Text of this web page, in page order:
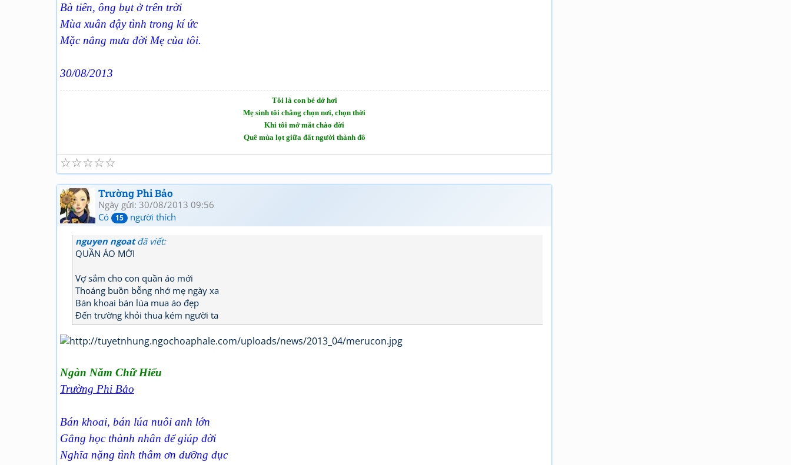
Bà tiên, ông bụt ở trên trời
Mùa xuân dậy tình trong kí ức
Mặc nắng mưa đời Mẹ của tôi.
30/08/2013
Tôi là con bé dở hơi
Mẹ sinh tôi chẳng chọn nơi, chọn thời
Khi tôi mở mắt chào đời
Quê mùa lọt giữa đất người thành đô
☆
☆
☆
☆
☆
Trường Phi Bảo
Ngày gửi: 30/08/2013 09:56
Có
15 người thích
nguyen ngoatđã viết:
QUẦN ÁO MỚI
Vợ sắm cho con quần áo mới
Thoáng buồn bỗng nhớ mẹ ngày xa
Bán khoai bán lúa mua áo đẹp
Đến trường khỏi thua kém người ta
Ngàn Năm Chữ Hiếu
Trường Phi Bảo
Bán khoai, bán lúa nuôi anh lớn
Gắng học thành nhân để giúp đời
Nghĩa nặng tình thâm ơn dưỡng dục